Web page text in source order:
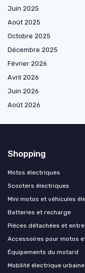
Juin 2025
Août 2025
Octobre 2025
Décembre 2025
Février 2026
Avril 2026
Juin 2026
Août 2026
Shopping
Motos électriques
Scooters électriques
Mini motos et véhicules
Batteries et recharge
Pièces détachées et
Accessoires pour motos
Équipements du motard
Mobilité électrique urbaine